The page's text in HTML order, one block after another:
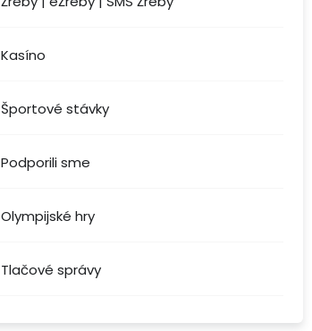
Kasíno
Športové stávky
Podporili sme
Olympijské hry
Tlačové správy